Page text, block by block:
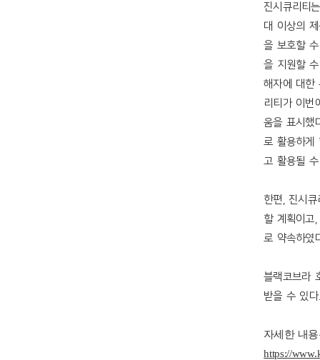
진시큐리티
대 이상의
을 보호할
을 지원할
해자에 대한
리티가 이번
움을 표시했
로 활용하게
고 활용될
한편 ,진시
할 계획이고
로 약속하였
블랙코브라
받을 수 있다
자세한 내
https://